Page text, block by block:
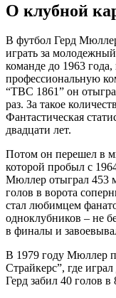
О клубной
В футбол Герд
играть за
команде до 1963 года,
профессиональную
“ТВС 1861” он
раз. За такое
Фантастическая
двадцати лет.
Потом он перешел в
которой пробыл с
Мюллер отыграл 453
голов в ворота
стал любимцем
одноклубников – не
в финалы и
В 1979 году Мюллер
Страйкерс”, где
Герд забил 40 голов в